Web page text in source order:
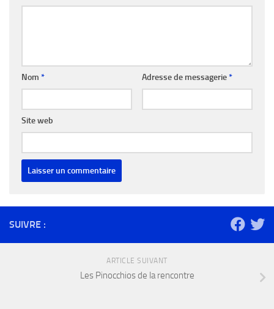
Nom * Adresse de messagerie*
Site web
SUIVRE :
ARTICLE SUIVANT
Les Pinocchios de la rencontre